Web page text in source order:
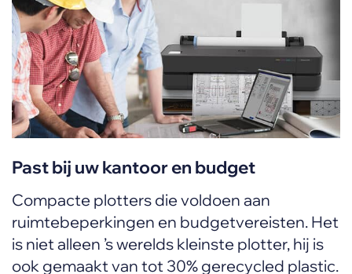
Past bij uw kantoor en budget
Compacte plotters die voldoen aan
ruimtebeperkingen en budgetvereisten. Het
is niet alleen ’s werelds kleinste plotter, hij is
ook gemaakt van tot 30% gerecycled plastic.